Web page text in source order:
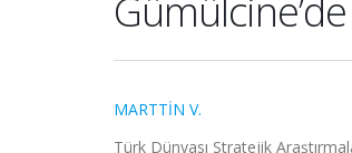
MARTTİN V.
Türk Dünyası Stratejik